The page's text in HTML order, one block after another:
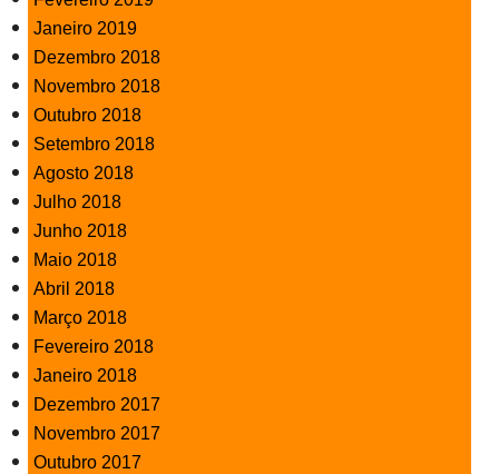
Janeiro 2019
Dezembro 2018
Novembro 2018
Outubro 2018
Setembro 2018
Agosto 2018
Julho 2018
Junho 2018
Maio 2018
Abril 2018
Março 2018
Fevereiro 2018
Janeiro 2018
Dezembro 2017
Novembro 2017
Outubro 2017